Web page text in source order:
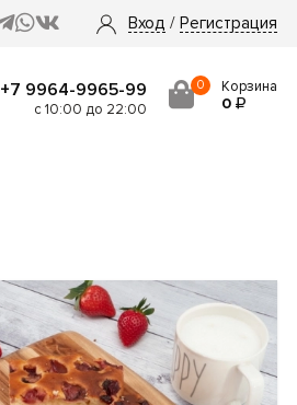
Вход / Регистрация
+7 9964-9965-99
с 10:00 до 22:00
0 Корзина
0